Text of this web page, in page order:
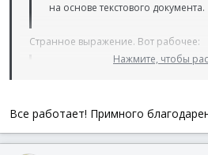
на основе текстового документа.
Странное выражение. Вот рабочее:
Нажмите, чтобы
Все работает! Примного